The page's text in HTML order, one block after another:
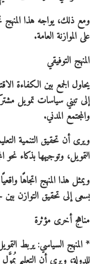
ومع ذلك، يواجه هذا المنهج
على الموازنة العامة.
المنهج التوفيقي
يحاول الجمع بين الكفاءة
إلى تبني سياسات تمويل
والمجتمع المدني.
ويرى أن تحقيق التنمية
التمويل، وتوجيهها بذكاء
ويمثل هذا المنهج اتجاهًا
يسعى إلى تحقيق التوازن بين
مناهج أخرى مؤثرة
* المنهج السياسي: يربط